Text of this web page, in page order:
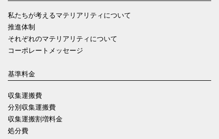
私たちが考えるマテリアリティについて
推進体制
それぞれのマテリアリティについて
コーポレートメッセージ
基準料金
収集運搬費
分別収集運搬費
収集運搬割増料金
処分費